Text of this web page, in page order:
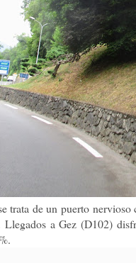
trata de un puerto
a Gez (D102)